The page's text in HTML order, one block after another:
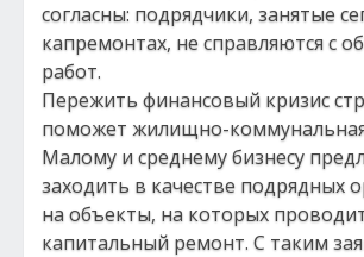
согласны: подрядчики, занятые
капремонтах, не справляются с
работ.
Пережить финансовый кризис
поможет жилищно-
Малому и среднему бизнесу
заходить в качестве подрядных
на объекты, на которых
капитальный ремонт. С таким